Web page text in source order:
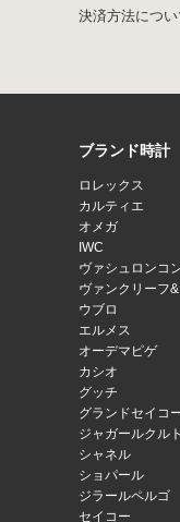
決済方法につ
ブランド時計
ロレックス
カルティエ
オメガ
IWC
ヴァシュロンコ
ヴァンクリーフ
ウブロ
エルメス
オーデマピゲ
カシオ
グッチ
グランドセイコ
ジャガールクルト
シャネル
ショパール
ジラールペルゴ
セイコー